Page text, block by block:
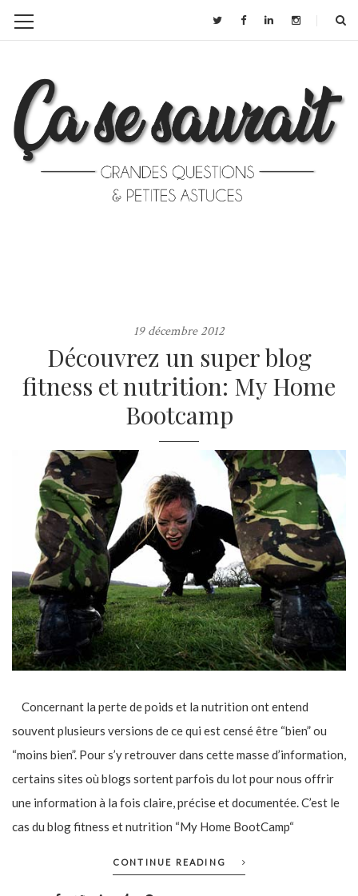
19 décembre 2012
Découvrez un super blog
fitness et nutrition: My Home
Bootcamp
Concernant la perte de poids et la nutrition ont entend
souvent plusieurs versions de ce qui est censé être “bien” ou
“moins bien”. Pour s’y retrouver dans cette masse d’information,
certains sites où blogs sortent parfois du lot pour nous offrir
une information à la fois claire, précise et documentée. C’est le
cas du blog fitness et nutrition “My Home BootCamp“
CONTINUE READING